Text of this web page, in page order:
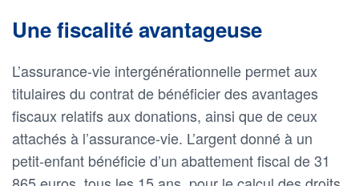
Une fiscalité avantageuse
L’assurance-vie intergénérationnelle permet aux
titulaires du contrat de bénéficier des avantages
fiscaux relatifs aux donations, ainsi que de ceux
attachés à l’assurance-vie. L’argent donné à un
petit-enfant bénéficie d’un abattement fiscal de 31